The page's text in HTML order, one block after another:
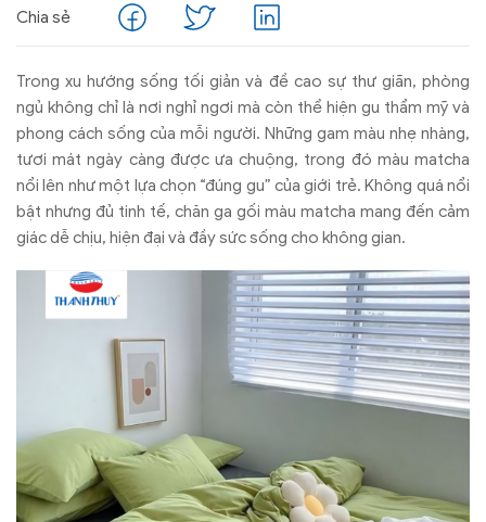
Chia sẻ
Trong xu hướng sống tối giản và đề cao sự thư giãn, phòng
ngủ không chỉ là nơi nghỉ ngơi mà còn thể hiện gu thẩm mỹ và
phong cách sống của mỗi người. Những gam màu nhẹ nhàng,
tươi mát ngày càng được ưa chuộng, trong đó màu matcha
nổi lên như một lựa chọn “đúng gu” của giới trẻ. Không quá nổi
bật nhưng đủ tinh tế, chăn ga gối màu matcha mang đến cảm
giác dễ chịu, hiện đại và đầy sức sống cho không gian.